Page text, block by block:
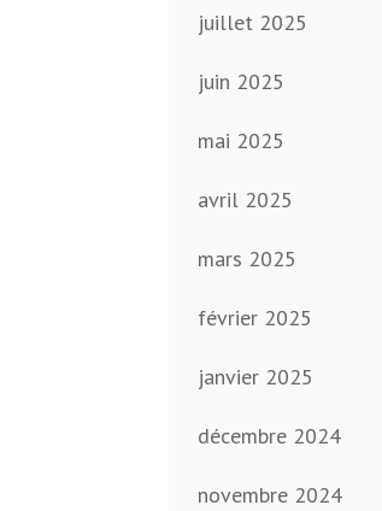
juillet 2025
juin 2025
mai 2025
avril 2025
mars 2025
février 2025
janvier 2025
décembre 2024
novembre 2024